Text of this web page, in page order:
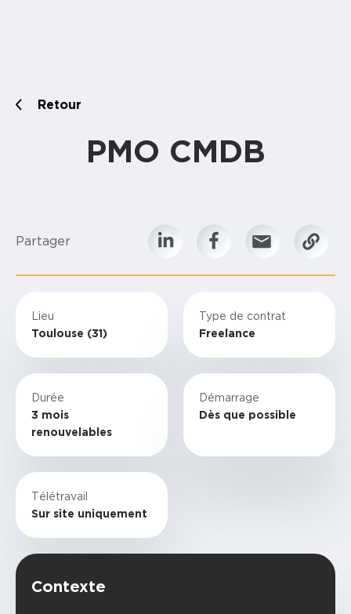
Retour
PMO CMDB
Partager
Lieu
Toulouse (31)
Type de contrat
Freelance
Durée
3 mois
renouvelables
Démarrage
Dès que possible
Télétravail
Sur site uniquement
Contexte